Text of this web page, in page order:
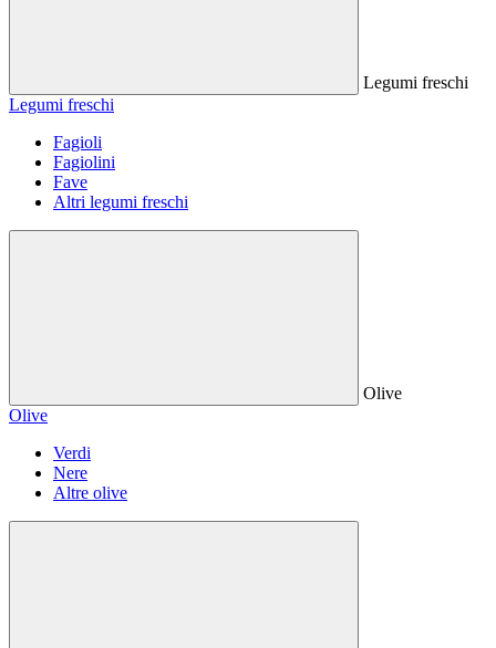
Legumi freschi
Legumi freschi
Fagioli
Fagiolini
Fave
Altri legumi freschi
Olive
Olive
Verdi
Nere
Altre olive